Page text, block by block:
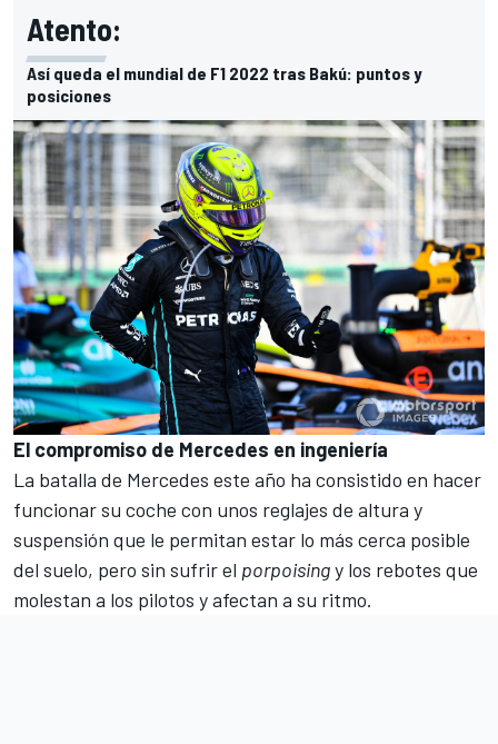
Atento:
Así queda el mundial de F1 2022 tras Bakú: puntos y
posiciones
El compromiso de Mercedes en ingeniería
La batalla de Mercedes este año ha consistido en hacer
funcionar su coche con unos reglajes de altura y
suspensión que le permitan estar lo más cerca posible
del suelo, pero sin sufrir el porpoisingy los rebotes que
molestan a los pilotos y afectan a su ritmo.